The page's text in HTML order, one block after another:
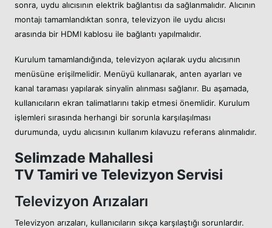
sonra, uydu alıcısının elektrik bağlantısı da sağlanmalıdır. Alıcının
montajı tamamlandıktan sonra, televizyon ile uydu alıcısı
arasında bir HDMI kablosu ile bağlantı yapılmalıdır.
Kurulum tamamlandığında, televizyon açılarak uydu alıcısının
menüsüne erişilmelidir. Menüyü kullanarak, anten ayarları ve
kanal taraması yapılarak sinyalin alınması sağlanır. Bu aşamada,
kullanıcıların ekran talimatlarını takip etmesi önemlidir. Kurulum
işlemleri sırasında herhangi bir sorunla karşılaşılması
durumunda, uydu alıcısının kullanım kılavuzu referans alınmalıdır.
Selimzade Mahallesi
TV Tamiri ve Televizyon Servisi
Televizyon Arızaları
Televizyon arızaları, kullanıcıların sıkça karşılaştığı sorunlardır.